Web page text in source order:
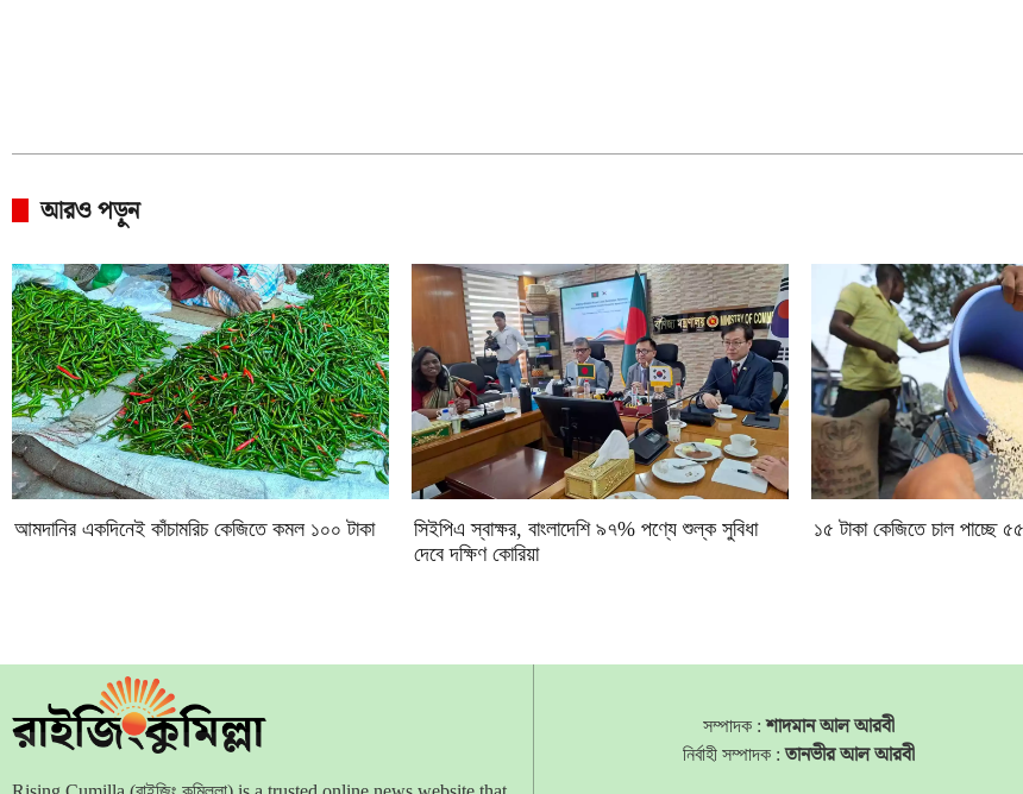
আরও পড়ুন
আমদানির একদিনেই কাঁচামরিচ কেজিতে কমল ১০০ টাকা
সিইপিএ স্বাক্ষর, বাংলাদেশি ৯৭% পণ্যে শুল্ক সুবিধা
দেবে দক্ষিণ কোরিয়া
১৫ টাকা কেজিতে চাল পাচ্ছে
সম্পাদক :শাদমান আল আরবী
নির্বাহী সম্পাদক :তানভীর আল আরবী